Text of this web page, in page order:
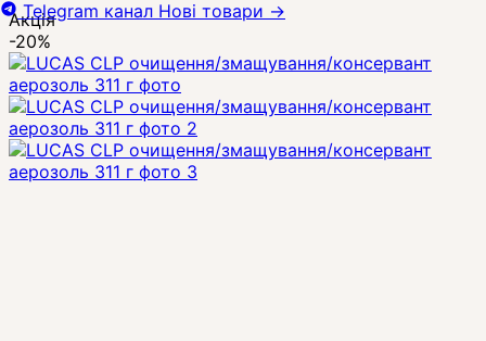
Акція
-20%
Telegram канал Нові товари →